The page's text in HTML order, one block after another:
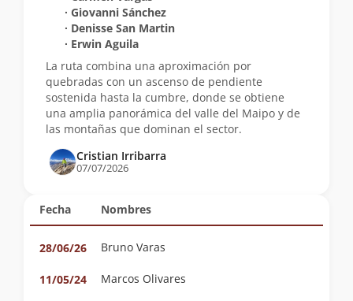
Fecha Nombres
28/06/26 Bruno Varas
11/05/24 Marcos Olivares
∙ Giovanni Sánchez
∙ Denisse San Martin
∙ Erwin Aguila
La ruta combina una aproximación por
quebradas con un ascenso de pendiente
sostenida hasta la cumbre, donde se obtiene
una amplia panorámica del valle del Maipo y de
las montañas que dominan el sector.
Cristian Irribarra
07/07/2026